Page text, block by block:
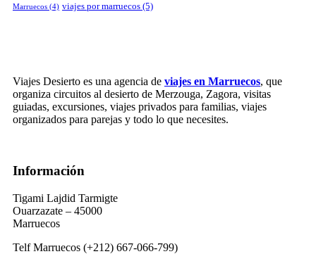
Marruecos (4) viajes por marruecos (5)
Viajes Desierto es una agencia de viajes en Marruecos, que
organiza circuitos al desierto de Merzouga, Zagora, visitas
guiadas, excursiones, viajes privados para familias, viajes
organizados para parejas y todo lo que necesites.
Información
Tigami Lajdid Tarmigte
Ouarzazate – 45000
Marruecos
Telf Marruecos (+212) 667-066-799)